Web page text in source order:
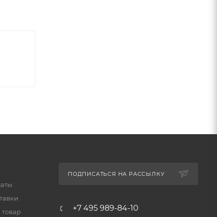
товар
ПОДПИСАТЬСЯ НА РАССЫЛКУ
+7 495 989-84-10